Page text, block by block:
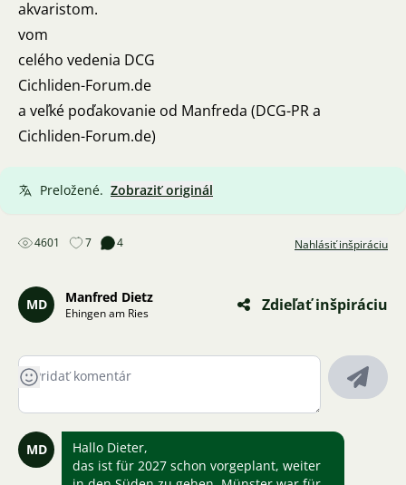
akvaristom.
vom
celého vedenia DCG
Cichliden-Forum.de
a veľké poďakovanie od Manfreda (DCG-PR a
Cichliden-Forum.de)
Preložené. Zobraziť originál
4601 7 4 Nahlásiť inšpiráciu
MD Manfred Dietz
Ehingen am Ries Zdieľať inšpiráciu
MD
Hallo Dieter,
das ist für 2027 schon vorgeplant, weiter